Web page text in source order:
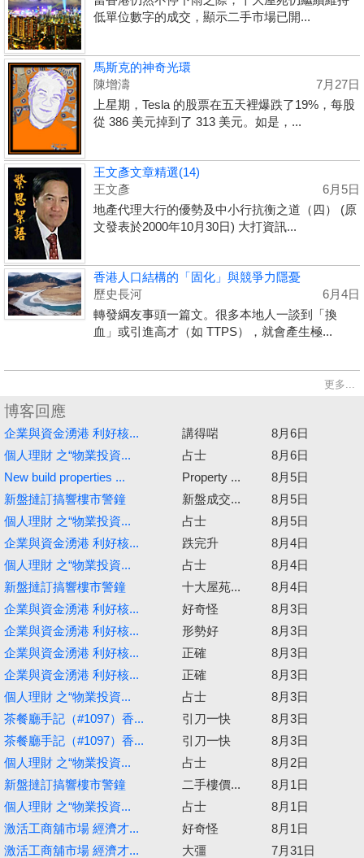
低單位數字的成交，顯示二手市場已開...
馬斯克的神奇光環
陳增濤
7月27日
上星期，Tesla 的股票在五天裡爆跌了19%，每股
從 386 美元掉到了 313 美元。如是，...
王文彥文章精選(14)
王文彥
6月5日
地產代理大行的優勢及中小行抗衡之道（四） (原
文發表於2000年10月30日) 大打資訊...
香港人口結構的「固化」與競爭力隱憂
歷史長河
6月4日
轉發綱友事頭一篇文。很多本地人一談到「換
血」或引進高才（如 TTPS），就會產生極...
更多...
博客回應
企業與資金湧港 利好核... 講得啱
8月6日
個人理財 之“物業投資...
占士
8月6日
New build properties ...
Property ...
8月5日
新盤撻訂搞響樓市警鐘
新盤成交...
8月5日
個人理財 之“物業投資...
占士
8月5日
企業與資金湧港 利好核...
跌完升
8月4日
個人理財 之“物業投資...
占士
8月4日
新盤撻訂搞響樓市警鐘
十大屋苑...
8月4日
企業與資金湧港 利好核...
好奇怪
8月3日
企業與資金湧港 利好核...
形勢好
8月3日
企業與資金湧港 利好核...
正確
8月3日
企業與資金湧港 利好核...
正確
8月3日
個人理財 之“物業投資...
占士
8月3日
茶餐廳手記（#1097）香...
引刀一快
8月3日
茶餐廳手記（#1097）香...
引刀一快
8月3日
個人理財 之“物業投資...
占士
8月2日
新盤撻訂搞響樓市警鐘
二手樓價...
8月1日
個人理財 之“物業投資...
占士
8月1日
激活工商舖市場 經濟才...
好奇怪
8月1日
激活工商舖市場 經濟才...
大彊 7月31日